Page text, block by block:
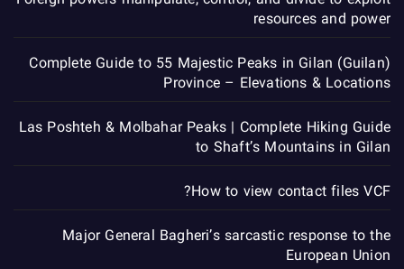
resources and power
Complete Guide to 55 Majestic Peaks in Gilan (Guilan)
Province – Elevations & Locations
Las Poshteh & Molbahar Peaks | Complete Hiking Guide
to Shaft’s Mountains in Gilan
How to view contact files VCF?
Major General Bagheri’s sarcastic response to the
European Union